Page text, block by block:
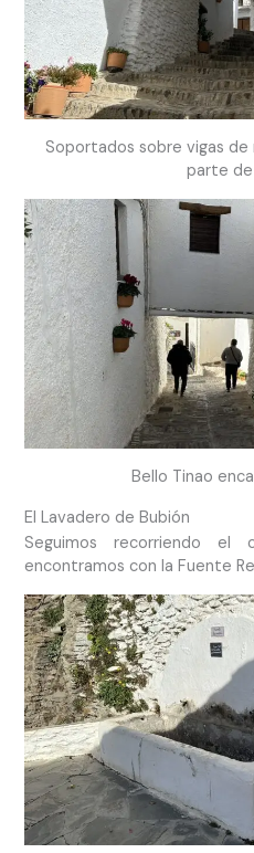
Soportados sobre vigas de
parte de
Bello Tinao
El Lavadero de Bubión
Seguimos recorriendo
encontramos con la Fuente